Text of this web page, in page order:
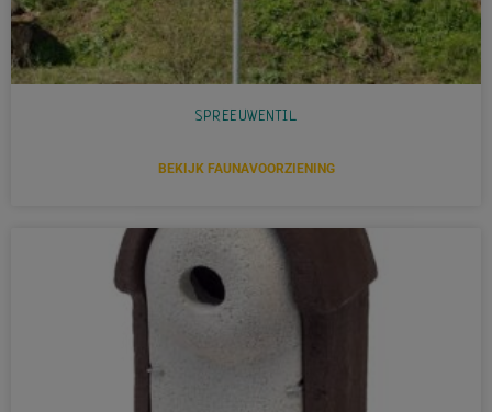
SPREEUWENTIL
BEKIJK FAUNAVOORZIENING